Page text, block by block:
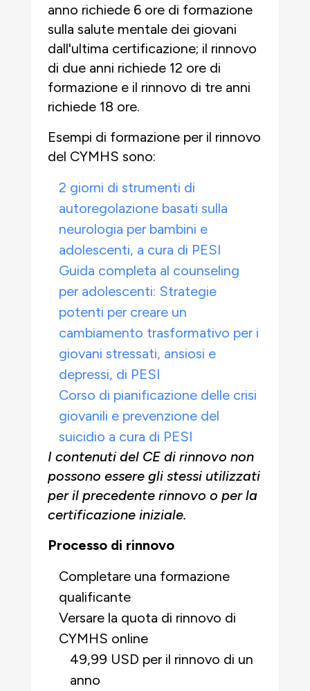
anno richiede 6 ore di formazione
sulla salute mentale dei giovani
dall'ultima certificazione; il rinnovo
di due anni richiede 12 ore di
formazione e il rinnovo di tre anni
richiede 18 ore.
Esempi di formazione per il rinnovo
del CYMHS sono:
2 giorni di strumenti di
autoregolazione basati sulla
neurologia per bambini e
adolescenti, a cura di PESI
Guida completa al counseling
per adolescenti: Strategie
potenti per creare un
cambiamento trasformativo per i
giovani stressati, ansiosi e
depressi, di PESI
Corso di pianificazione delle crisi
giovanili e prevenzione del
suicidio a cura di PESI
I contenuti del CE di rinnovo non
possono essere gli stessi utilizzati
per il precedente rinnovo o per la
certificazione iniziale.
Processo di rinnovo
Completare una formazione
qualificante
Versare la quota di rinnovo di
CYMHS online
49,99 USD per il rinnovo di un
anno